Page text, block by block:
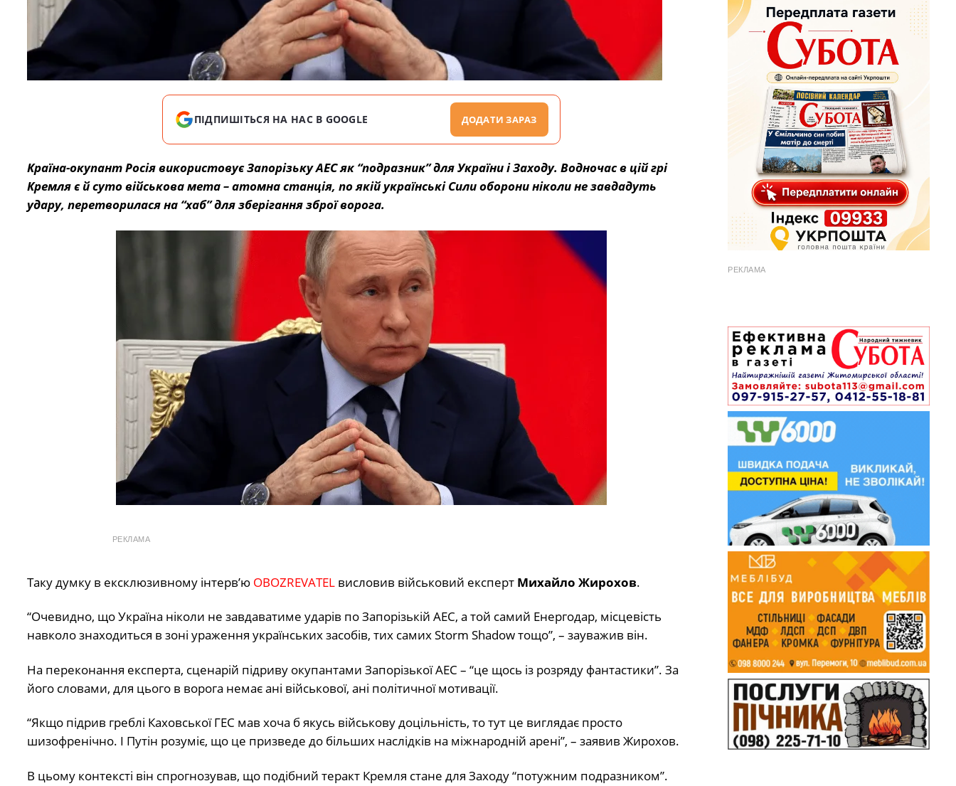
ПІДПИШІТЬСЯ НА НАС В GOOGLE ДОДАТИ ЗАРАЗ
Країна-окупант Росія використовує Запорізьку АЕС як “подразник” для України і Заходу. Водночас в цій грі
Кремля є й суто військова мета – атомна станція, по якій українські Сили оборони ніколи не завдадуть
удару, перетворилася на “хаб” для зберігання зброї ворога.
РЕКЛАМА
Таку думку в ексклюзивному інтерв’ю OBOZREVATELвисловив військовий експерт Михайло Жирохов.
“Очевидно, що Україна ніколи не завдаватиме ударів по Запорізькій АЕС, а той самий Енергодар, місцевість
навколо знаходиться в зоні ураження українських засобів, тих самих Storm Shadow тощо”, – зауважив він.
На переконання експерта, сценарій підриву окупантами Запорізької АЕС – “це щось із розряду фантастики”. За
його словами, для цього в ворога немає ані військової, ані політичної мотивації.
“Якщо підрив греблі Каховської ГЕС мав хоча б якусь військову доцільність, то тут це виглядає просто
шизофренічно. І Путін розуміє, що це призведе до більших наслідків на міжнародній арені”, – заявив Жирохов.
В цьому контексті він спрогнозував, що подібний теракт Кремля стане для Заходу “потужним подразником”.
РЕКЛАМА